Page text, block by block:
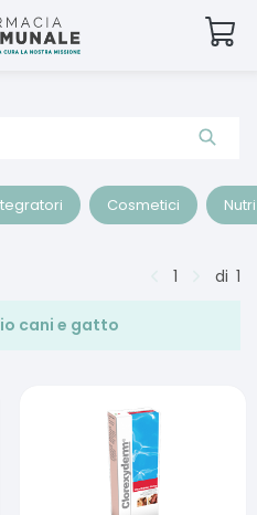
Cosmetici
1 di 1
cani e gatto